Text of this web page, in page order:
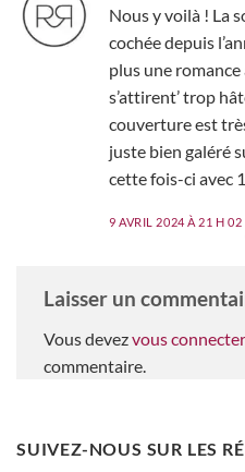
Nous y voilà ! La
cochée depuis
plus une romance
s’attirent’ trop
couverture est
juste bien galéré
cette fois-ci avec
9 AVRIL 2024 À 21 H
Laisser un
Vous devezvous connecter
commentaire.
SUIVEZ-NOUS SUR LES